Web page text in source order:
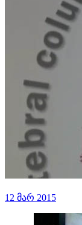
12 მარ 2015